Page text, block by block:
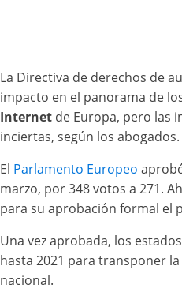
La Directiva de derechos de
impacto en el panorama de
Internet de Europa, pero las
inciertas, según los abogados.
El Parlamento Europeo
marzo, por 348 votos a 271.
para su aprobación formal el
Una vez aprobada, los
hasta 2021 para transponer
nacional.